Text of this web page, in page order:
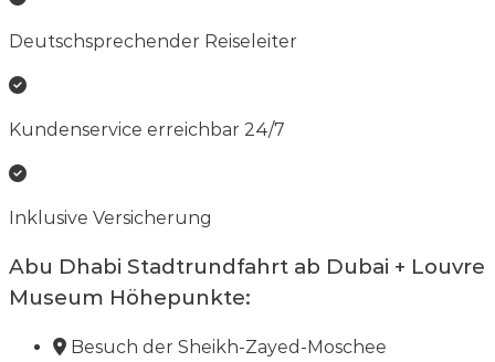
Deutschsprechender Reiseleiter
Kundenservice erreichbar 24/7
Inklusive Versicherung
Abu Dhabi Stadtrundfahrt ab Dubai + Louvre
Museum Höhepunkte:
Besuch der Sheikh-Zayed-Moschee